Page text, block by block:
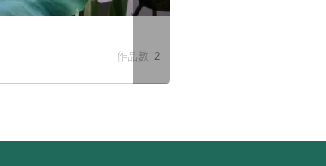
作品數 2